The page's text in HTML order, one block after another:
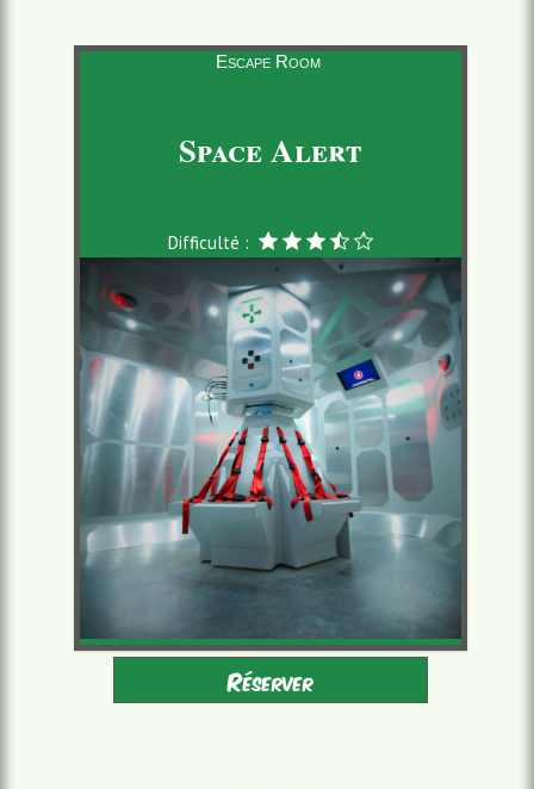
Escape Room
Space Alert
Difficulté :
Adultes - Enfants 9-16
2 à 6 joueurs
à partir de 22,00 €/pers. 60 minutes
Réserver